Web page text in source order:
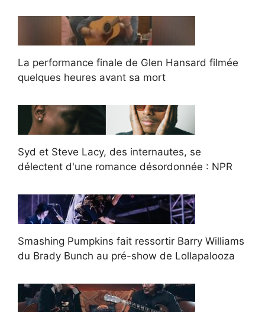
La performance finale de Glen Hansard filmée
quelques heures avant sa mort
Syd et Steve Lacy, des internautes, se
délectent d'une romance désordonnée : NPR
Smashing Pumpkins fait ressortir Barry Williams
du Brady Bunch au pré-show de Lollapalooza